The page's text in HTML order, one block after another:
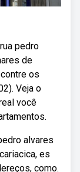
pedro
de
os
Veja o
você
alvares
es
como.